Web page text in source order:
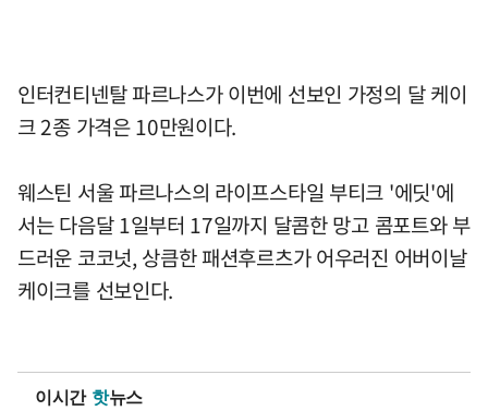
인터컨티넨탈 파르나스가 이번에 선보인 가정의 달 케이
크 2종 가격은 10만원이다.
웨스틴 서울 파르나스의 라이프스타일 부티크 '에딧'에
서는 다음달 1일부터 17일까지 달콤한 망고 콤포트와 부
드러운 코코넛, 상큼한 패션후르츠가 어우러진 어버이날
케이크를 선보인다.
이시간 핫뉴스